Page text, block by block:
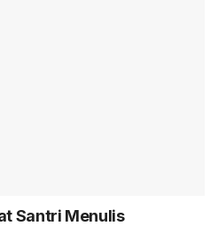
Santri Menulis